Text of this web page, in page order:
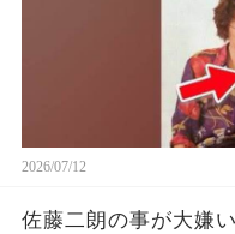
2026/07/12
佐藤二朗の事が大嫌